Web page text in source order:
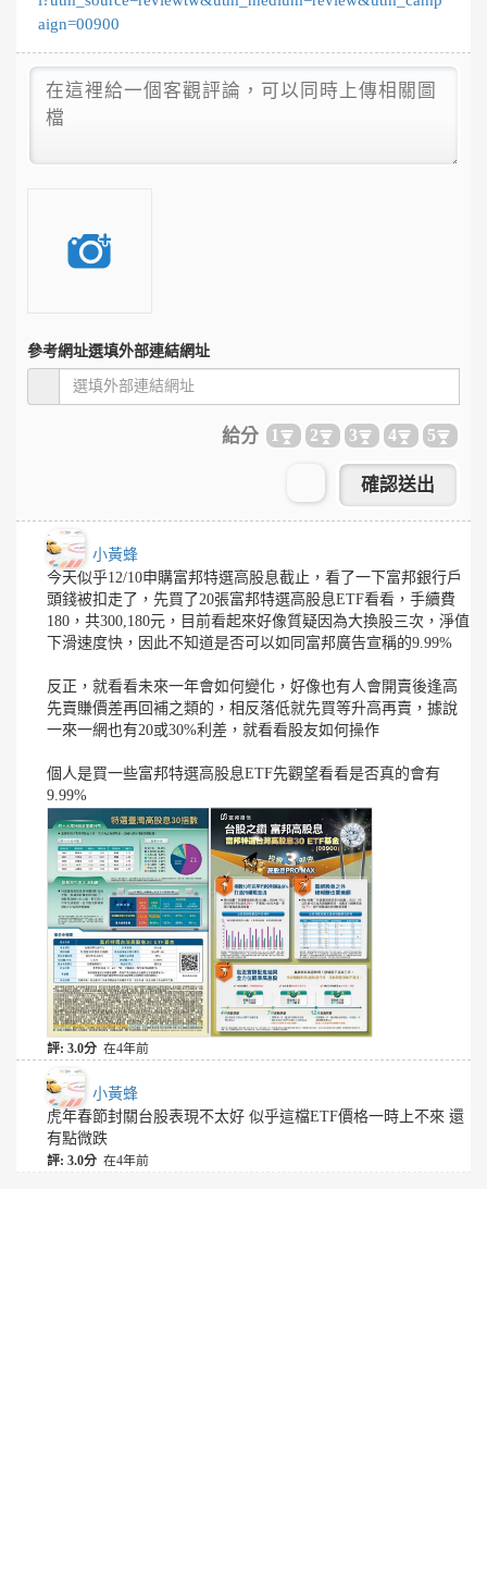
aign=00900
參考網址選填外部連結網址
給分 1 2 3 4 5
小黃蜂
今天似乎12/10申購富邦特選高股息截止，看了一下富邦銀行戶
頭錢被扣走了，先買了20張富邦特選高股息ETF看看，手續費
180，共300,180元，目前看起來好像質疑因為大換股三次，淨值
下滑速度快，因此不知道是否可以如同富邦廣告宣稱的9.99%
反正，就看看未來一年會如何變化，好像也有人會開賣後逢高
先賣賺價差再回補之類的，相反落低就先買等升高再賣，據說
一來一網也有20或30%利差，就看看股友如何操作
個人是買一些富邦特選高股息ETF先觀望看看是否真的會有
9.99%
評: 3.0分 在4年前
小黃蜂
虎年春節封關台股表現不太好 似乎這檔ETF價格一時上不來 還
有點微跌
評: 3.0分 在4年前